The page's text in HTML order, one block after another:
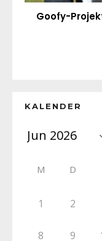
Goofy-
KALENDER
M D
1 2
8 9